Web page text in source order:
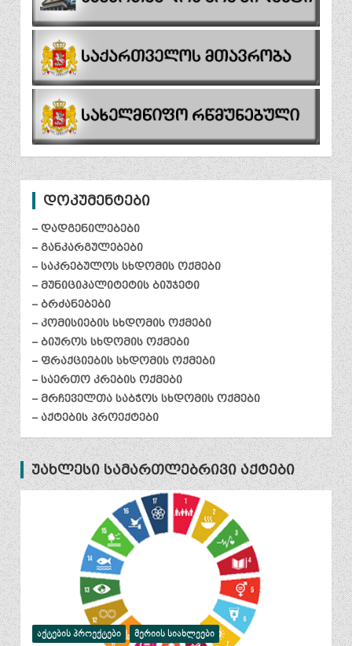
დოკუმენტები
– დადგენილებები
– განკარგულებები
– საკრებულოს სხდომის ოქმები
– მუნიციპალიტეტის ბიუჯეტი
– ბრძანებები
– კომისიების სხდომის ოქმები
– ბიუროს სხდომის ოქმები
– ფრაქციების სხდომის ოქმები
– საერთო კრების ოქმები
– მრჩეველთა საბჭოს სხდომის ოქმები
– აქტების პროექტები
უახლესი სამართლებრივი აქტები
ᲐᲥᲢᲔᲑᲘᲡ ᲞᲠᲝᲔᲥᲢᲔᲑᲘ ᲛᲔᲠᲘᲘᲡ ᲡᲘᲐᲮᲚᲔᲔᲑᲘ